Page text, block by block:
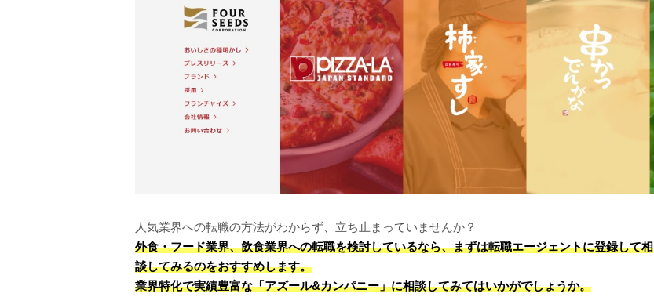
人気業界への転職の方法がわからず、立ち止まっていませんか？
外食・フード業界、飲食業界への転職を検討しているなら、まずは転職エージェントに登録して相
談してみるのをおすすめします。
業界特化で実績豊富な「アズール&カンパニー」に相談してみてはいかがでしょうか。